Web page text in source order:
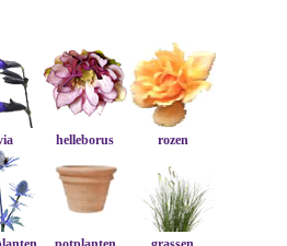
helleborus rozen